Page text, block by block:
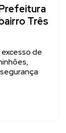
Três
de